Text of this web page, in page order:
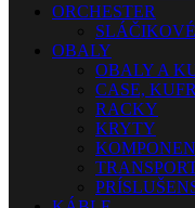
ORCHESTER
OBALY
OBALY A
CASE,
RACKY
KRYTY